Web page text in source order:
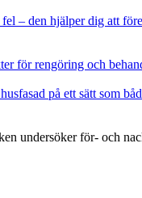
– den hjälper dig att
för rengöring och
på ett sätt som
undersöker för- och